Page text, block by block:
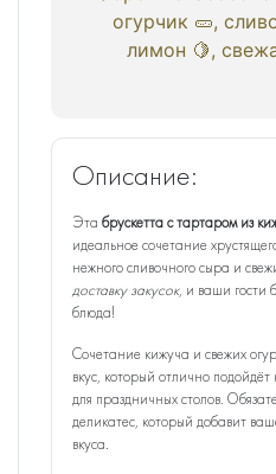
огурчик 🥒,
лимон 🍋,
Описание:
Этабрускетта с тартаром из
идеальное сочетание
нежного сливочного сыра и
доставку закусок, и ваши гости
блюда!
Сочетание кижуча и свежих
вкус, который отлично
для праздничных столов.
деликатес, который добавит
вкуса.